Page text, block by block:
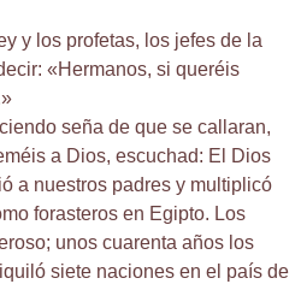
y los profetas, los jefes de la
«Hermanos, si queréis
seña de que se callaran,
a Dios, escuchad: El Dios
a nuestros padres y multiplicó
forasteros en Egipto. Los
unos cuarenta años los
siete naciones en el país de